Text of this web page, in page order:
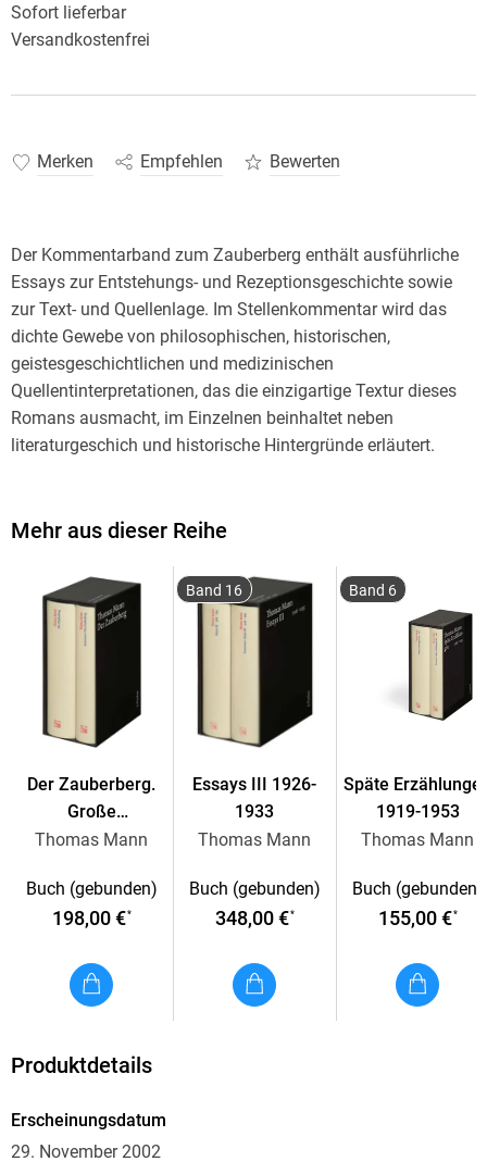
Sofort lieferbar
Versandkostenfrei
Merken Empfehlen Bewerten
Der Kommentarband zum Zauberberg enthält ausführliche
Essays zur Entstehungs- und Rezeptionsgeschichte sowie
zur Text- und Quellenlage. Im Stellenkommentar wird das
dichte Gewebe von philosophischen, historischen,
geistesgeschichtlichen und medizinischen
Quellentinterpretationen, das die einzigartige Textur dieses
Romans ausmacht, im Einzelnen beinhaltet neben
literaturgeschich und historische Hintergründe erläutert.
Mehr aus dieser Reihe
Der Zauberberg.
Große
kommentierte
Ausgabe
Thomas Mann
Buch (gebunden)
198,00 €*
Band 16
Essays III 1926-
1933
Thomas Mann
Buch (gebunden)
348,00 €*
Band 6
Späte
1919-1953
Thomas Mann
Buch (gebunden)
155,00 €*
Produktdetails
Erscheinungsdatum
29. November 2002